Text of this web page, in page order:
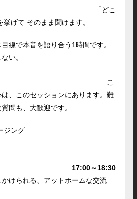
「どこ
挙げて そのまま聞けます。
線で本⾳を語り合う1時間です。
り」にしない。
、このセッションにあります。難
問も、⼤歓迎です。
ロージング
17:00～18:30
けられる、アットホームな交流